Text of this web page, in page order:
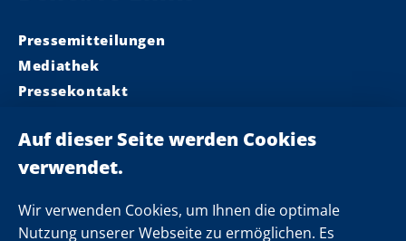
Wir verwenden Cookies, um Ihnen die optimale
Nutzung unserer Webseite zu ermöglichen. Es
Pressemitteilungen
Mediathek
Pressekontakt
Landeskabinett
Einsamkeit